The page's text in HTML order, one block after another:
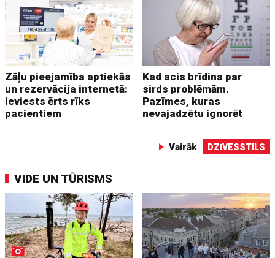
Zāļu pieejamība aptiekās
un rezervācija internetā:
ieviests ērts rīks
pacientiem
Kad acis brīdina par
sirds problēmām.
Pazīmes, kuras
nevajadzētu ignorēt
Vairāk DZĪVESSTILS
VIDE UN TŪRISMS